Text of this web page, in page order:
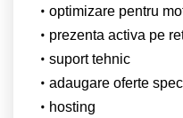
optimizare pentru
prezenta activa pe
suport tehnic
adaugare oferte
hosting